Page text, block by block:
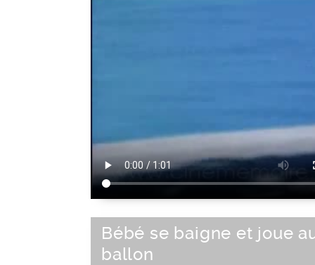
Bébé se baigne et joue
ballon